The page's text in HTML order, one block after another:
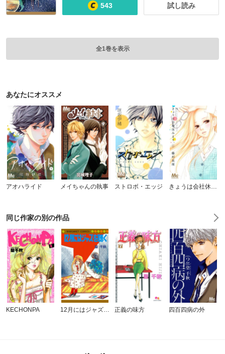
543 試し読み
全1巻を表示
あなたにオススメ
アオハライド メイちゃんの執事 ストロボ・エッジ きょうは会社休みます。
同じ作家の別の作品
KECHONPA 12月にはジャズを聴く 正義の味方 四百四病の外